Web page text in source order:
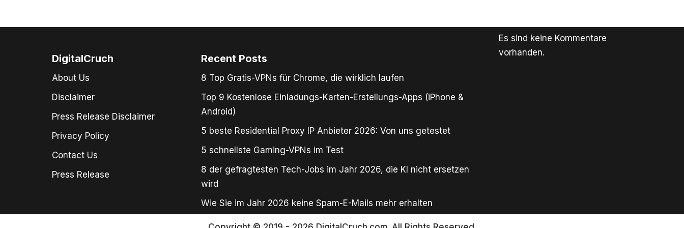
DigitalCruch
About Us
Disclaimer
Press Release Disclaimer
Privacy Policy
Contact Us
Press Release
Recent Posts
8 Top Gratis-VPNs für Chrome, die wirklich laufen
Top 9 Kostenlose Einladungs-Karten-Erstellungs-Apps (iPhone &
Android)
5 beste Residential Proxy IP Anbieter 2026: Von uns getestet
5 schnellste Gaming-VPNs im Test
8 der gefragtesten Tech-Jobs im Jahr 2026, die KI nicht ersetzen
wird
Wie Sie im Jahr 2026 keine Spam-E-Mails mehr erhalten
Es sind keine Kommentare
vorhanden.